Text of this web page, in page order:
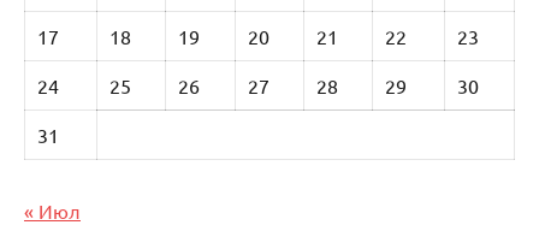
17 18 19 20 21 22 23
24 25 26 27 28 29 30
31
« Июл